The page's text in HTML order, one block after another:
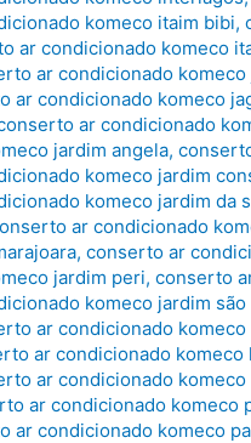
komeco itaim bibi,
ar condicionado komeco
ar condicionado komeco
ar condicionado komeco
ar condicionado
jardim angela,
komeco jardim
komeco jardim da
ar condicionado
,conserto ar
jardim peri,conserto
komeco jardim são
ar condicionado komeco
ar condicionado komeco
ar condicionado komeco
ar condicionado komeco
ar condicionado komeco